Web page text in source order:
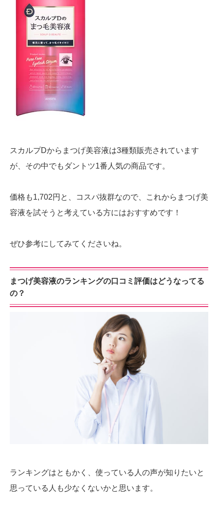
スカルプDからまつげ美容液は3種類販売されています
が、その中でもダントツ1番人気の商品です。
価格も1,702円と、コスパ抜群なので、これからまつげ美
容液を試そうと考えている方にはおすすめです！
ぜひ参考にしてみてくださいね。
まつげ美容液のランキングの口コミ評価はどうなってる
の？
ランキングはともかく、使っている人の声が知りたいと
思っている人も少なくないかと思います。